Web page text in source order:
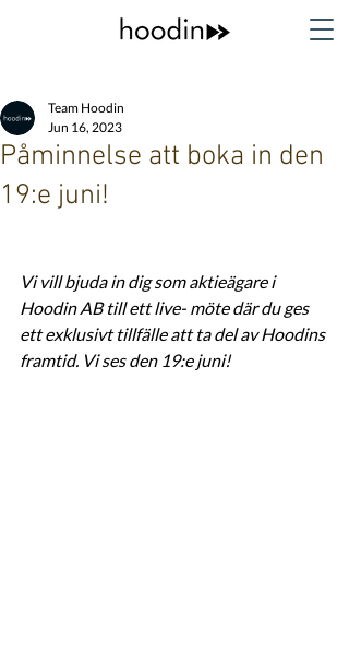
Påminnelse att boka in den
19:e juni!
Team Hoodin
Jun 16, 2023
Vi vill bjuda in dig som aktieägare i
Hoodin AB till ett live- möte där du ges
ett exklusivt tillfälle att ta del av Hoodins
framtid. Vi ses den 19:e juni!